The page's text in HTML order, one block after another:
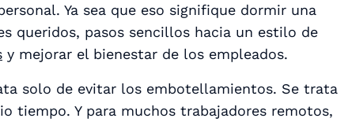
Ya sea que eso signifique dormir una
queridos, pasos sencillos hacia un estilo de
y mejorar el bienestar de los empleados.
solo de evitar los embotellamientos. Se trata
tiempo. Y para muchos trabajadores remotos,